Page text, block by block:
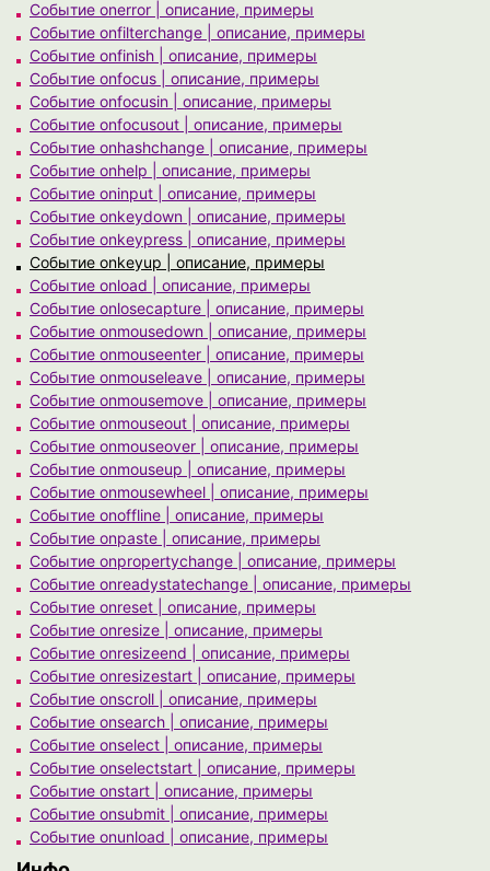
Событие onerror | описание, примеры
Событие onfilterchange | описание, примеры
Событие onfinish | описание, примеры
Событие onfocus | описание, примеры
Событие onfocusin | описание, примеры
Событие onfocusout | описание, примеры
Событие onhashchange | описание, примеры
Событие onhelp | описание, примеры
Событие oninput | описание, примеры
Событие onkeydown | описание, примеры
Событие onkeypress | описание, примеры
Событие onkeyup | описание, примеры
Событие onload | описание, примеры
Событие onlosecapture | описание, примеры
Событие onmousedown | описание, примеры
Событие onmouseenter | описание, примеры
Событие onmouseleave | описание, примеры
Событие onmousemove | описание, примеры
Событие onmouseout | описание, примеры
Событие onmouseover | описание, примеры
Событие onmouseup | описание, примеры
Событие onmousewheel | описание, примеры
Событие onoffline | описание, примеры
Событие onpaste | описание, примеры
Событие onpropertychange | описание, примеры
Событие onreadystatechange | описание, примеры
Событие onreset | описание, примеры
Событие onresize | описание, примеры
Событие onresizeend | описание, примеры
Событие onresizestart | описание, примеры
Событие onscroll | описание, примеры
Событие onsearch | описание, примеры
Событие onselect | описание, примеры
Событие onselectstart | описание, примеры
Событие onstart | описание, примеры
Событие onsubmit | описание, примеры
Событие onunload | описание, примеры